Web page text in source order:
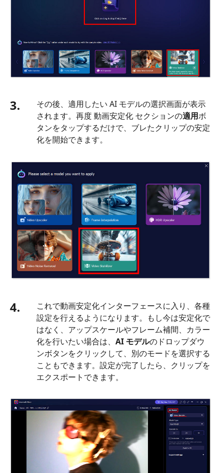
ン
ラ
イ
ン
画
を
安
定
る
パ
ー
ト
5.
動
画
を
安
化
す
る
方
法
に
関
る
よ
3.
その後、適用したい AI モデルの選択画面が表示
されます。再度 動画安定化 セクションの適用ボ
タンをタップするだけで、ブレたクリップの安定
化を開始できます。
4.
これで動画安定化インターフェースに入り、各種
設定を行えるようになります。もし今は安定化で
はなく、アップスケールやフレーム補間、カラー
化を行いたい場合は、 AI モデルのドロップダウ
ンボタンをクリックして、別のモードを選択する
こともできます。設定が完了したら、クリップを
エクスポートできます。